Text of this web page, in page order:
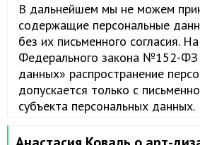
В дальнейшем мы не можем
содержащие персональные
без их письменного согласия.
Федерального закона №152-ФЗ
данных» распространение
допускается только с
субъекта персональных данных.